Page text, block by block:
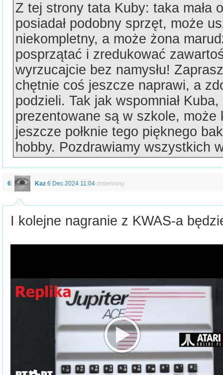
Z tej strony tata Kuby: taka mała
posiadał podobny sprzęt, może
niekompletny, a może żona
posprzątać i zredukować
wyrzucajcie bez namysłu!
chętnie coś jeszcze naprawi, a
podzieli. Tak jak wspomniał
prezentowane są w szkole, może
jeszcze połknie tego pięknego
hobby. Pozdrawiamy wszystkich
6: Kaz 6 Dec 2024 11:04 zmieniony
I kolejne nagranie z KWAS-a